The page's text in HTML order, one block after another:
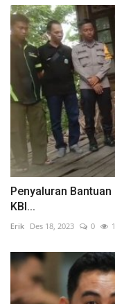
Penyaluran
KBI...
Erik Des 18, 2023 0